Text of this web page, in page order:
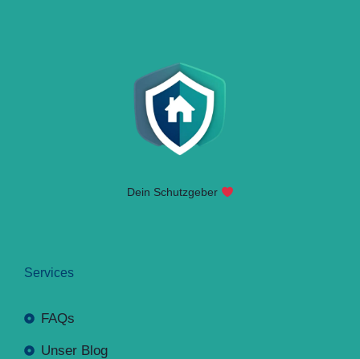
Dein Schutzgeber
Services
FAQs
Unser Blog